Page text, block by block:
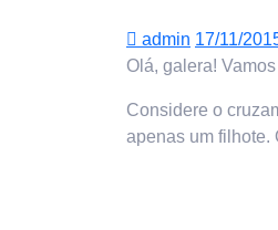
admin 17/11/
Olá, galera!
Considere o
apenas um filhote.